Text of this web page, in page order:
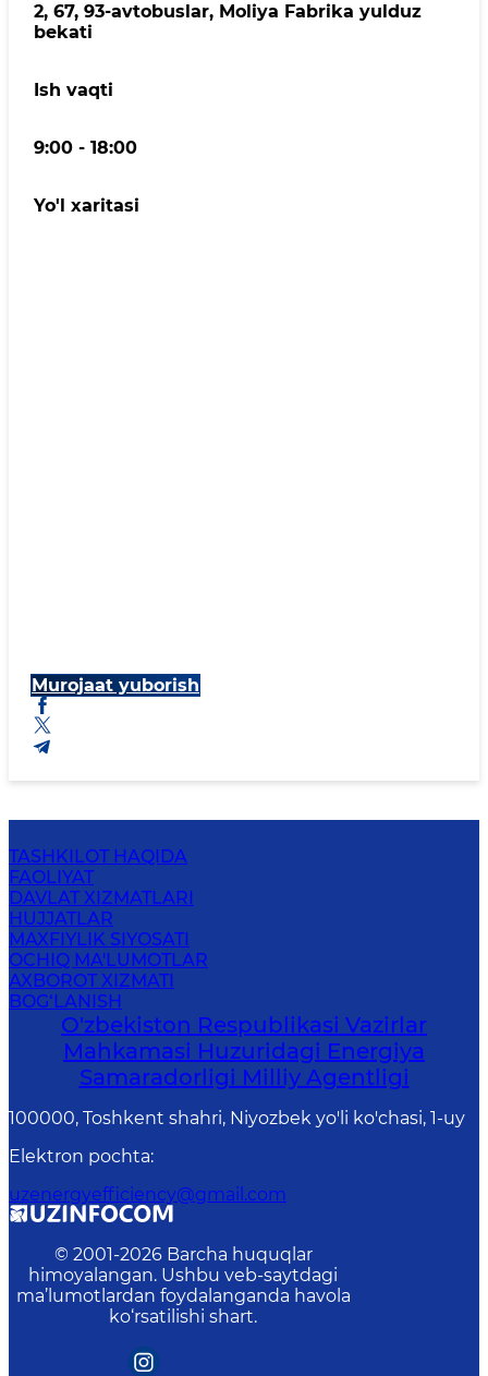
2, 67, 93-avtobuslar, Moliya Fabrika yulduz
bekati
Ish vaqti
9:00 - 18:00
Yo'l xaritasi
Murojaat yuborish
TASHKILOT HAQIDA
FAOLIYAT
DAVLAT XIZMATLARI
HUJJATLAR
MAXFIYLIK SIYOSATI
OCHIQ MA'LUMOTLAR
AXBOROT XIZMATI
BOG‘LANISH
O'zbekiston Respublikasi Vazirlar
Mahkamasi Huzuridagi Energiya
Samaradorligi Milliy Agentligi
100000, Toshkent shahri, Niyozbek yo'li ko'chasi, 1-uy
Elektron pochta:
uzenergyefficiency@gmail.com
© 2001-2026 Barcha huquqlar
himoyalangan. Ushbu veb-saytdagi
ma’lumotlardan foydalanganda havola
ko‘rsatilishi shart.